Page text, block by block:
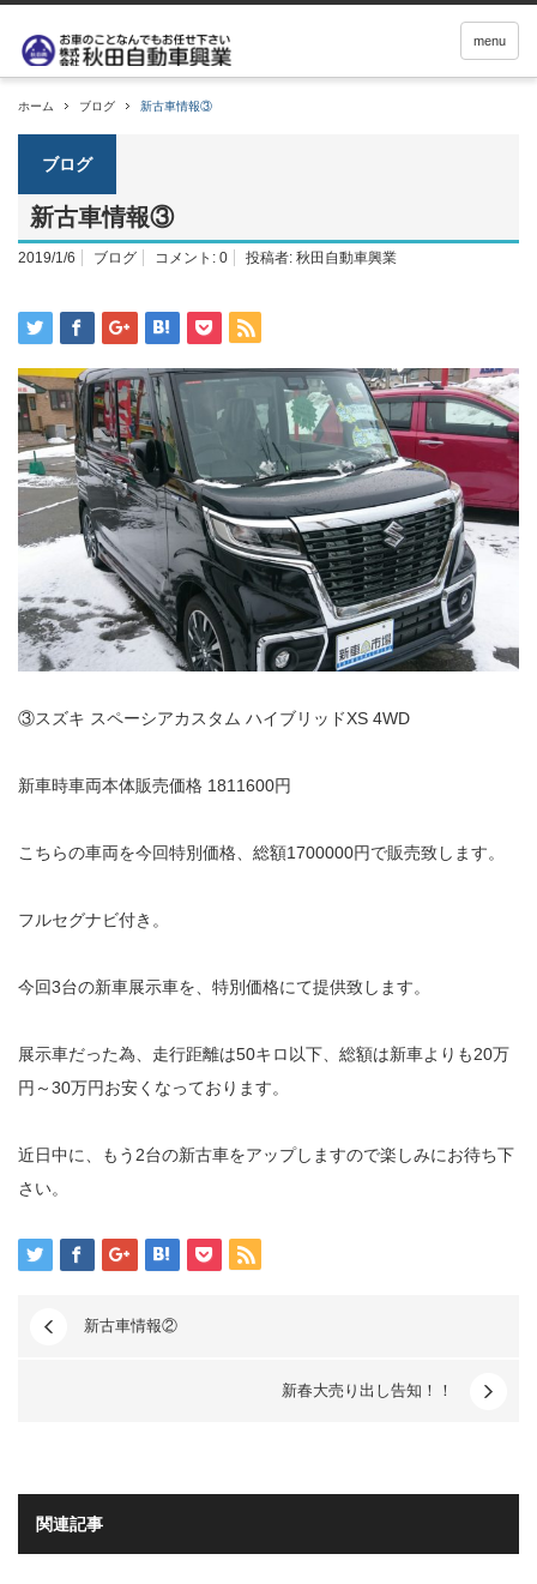
menu
ホーム ブログ 新古車情報③
ブログ
新古車情報③
2019/1/6 ブログ コメント: 0 投稿者: 秋田自動車興業
③スズキ スペーシアカスタム ハイブリッドXS 4WD
新車時車両本体販売価格 1811600円
こちらの車両を今回特別価格、総額1700000円で販売致します。
フルセグナビ付き。
今回3台の新車展示車を、特別価格にて提供致します。
展示車だった為、走行距離は50キロ以下、総額は新車よりも20万
円～30万円お安くなっております。
近日中に、もう2台の新古車をアップしますので楽しみにお待ち下
さい。
新古車情報②
新春大売り出し告知！！
関連記事